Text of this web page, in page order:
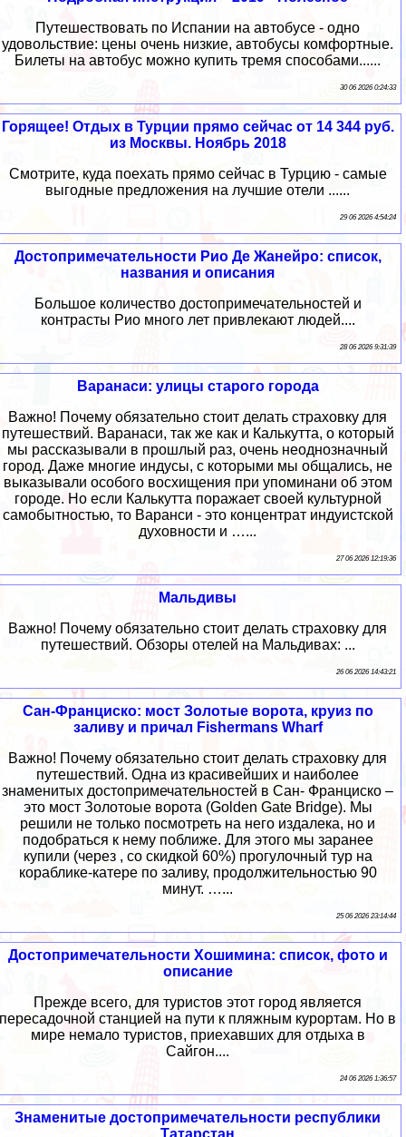
Путешествовать по Испании на автобусе - одно
удовольствие: цены очень низкие, автобусы комфортные.
Билеты на автобус можно купить тремя способами......
30 06 2026 0:24:33
Горящее! Отдых в Турции прямо сейчас от 14 344 руб.
из Москвы. Ноябрь 2018
Смотрите, куда поехать прямо сейчас в Турцию - самые
выгодные предложения на лучшие отели ......
29 06 2026 4:54:24
Достопримечательности Рио Де Жанейро: список,
названия и описания
Большое количество достопримечательностей и
контрасты Рио много лет привлекают людей....
28 06 2026 9:31:39
Варанаси: улицы старого города
Важно! Почему обязательно стоит делать страховку для
путешествий. Варанаси, так же как и Калькутта, о который
мы рассказывали в прошлый раз, очень неоднозначный
город. Даже многие индусы, с которыми мы общались, не
выказывали особого восхищения при упоминани об этом
городе. Но если Калькутта поражает своей культурной
самобытностью, то Варанси - это концентрат индуистской
духовности и …...
27 06 2026 12:19:36
Мальдивы
Важно! Почему обязательно стоит делать страховку для
путешествий. Обзоры отелей на Мальдивах: ...
26 06 2026 14:43:21
Сан-Франциско: мост Золотые ворота, круиз по
заливу и причал Fishermans Wharf
Важно! Почему обязательно стоит делать страховку для
путешествий. Одна из красивейших и наиболее
знаменитых достопримечательностей в Сан- Франциско –
это мост Золотоые ворота (Golden Gate Bridge). Мы
решили не только посмотреть на него издалека, но и
подобраться к нему поближе. Для этого мы заранее
купили (через , со скидкой 60%) прогулочный тур на
кораблике-катере по заливу, продолжительностью 90
минут. …...
25 06 2026 23:14:44
Достопримечательности Хошимина: список, фото и
описание
Прежде всего, для туристов этот город является
пересадочной станцией на пути к пляжным курортам. Но в
мире немало туристов, приехавших для отдыха в
Сайгон....
24 06 2026 1:36:57
Знаменитые достопримечательности республики
Татарстан